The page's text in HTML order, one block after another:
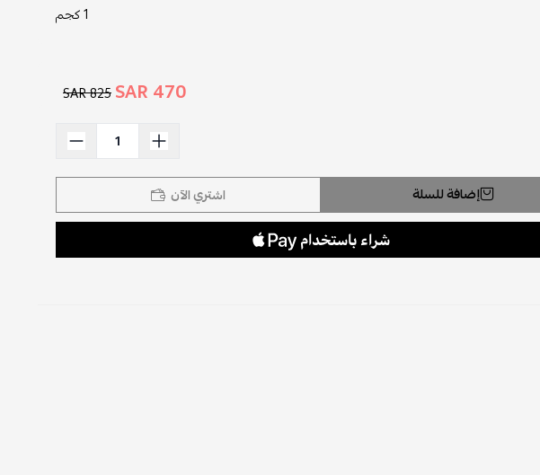
1 كجم
470 SAR
825 SAR
إضافة للسلة اشتري الآن